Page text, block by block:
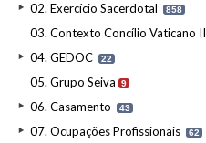
02. Exercício Sacerdotal 858
03. Contexto Concílio Vaticano II
04. GEDOC 22
05. Grupo Seiva 9
06. Casamento 43
07. Ocupações Profissionais 62